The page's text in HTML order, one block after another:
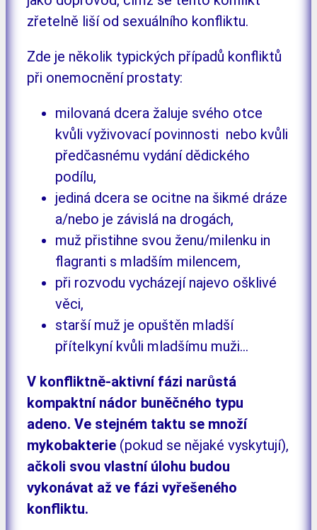
zřetelně liší od sexuálního konfliktu.
Zde je několik typických případů konfliktů
při onemocnění prostaty:
milovaná dcera žaluje svého otce
kvůli vyživovací povinnosti nebo kvůli
předčasnému vydání dědického
podílu,
jediná dcera se ocitne na šikmé dráze
a/nebo je závislá na drogách,
muž přistihne svou ženu/milenku in
flagranti s mladším milencem,
při rozvodu vycházejí najevo ošklivé
věci,
starší muž je opuštěn mladší
přítelkyní kvůli mladšímu muži…
V konfliktně-aktivní fázi narůstá
kompaktní nádor buněčného typu
adeno. Ve stejném taktu se množí
mykobakterie (pokud se nějaké vyskytují),
ačkoli svou vlastní úlohu budou
vykonávat až ve fázi vyřešeného
konfliktu.